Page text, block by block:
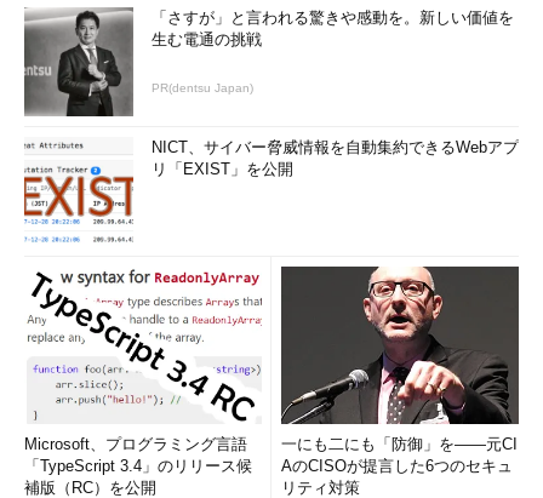
「さすが」と言われる驚きや感動を。新しい価値を
生む電通の挑戦
PR(dentsu Japan)
NICT、サイバー脅威情報を自動集約できるWebアプ
リ「EXIST」を公開
Microsoft、プログラミング言語
「TypeScript 3.4」のリリース候
補版（RC）を公開
一にも二にも「防御」を――元CI
AのCISOが提言した6つのセキュ
リティ対策